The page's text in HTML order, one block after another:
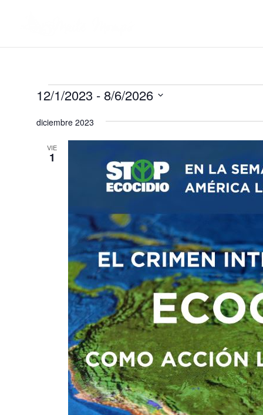
Eventos
12/1/2023 - 8/6/2026
la
diciembre 2023
VIE
1